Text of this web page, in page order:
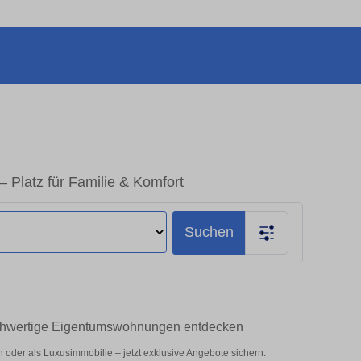
Platz für Familie & Komfort
Suchen
Eigentumswohnungen entdecken
als Luxusimmobilie – jetzt exklusive Angebote sichern.